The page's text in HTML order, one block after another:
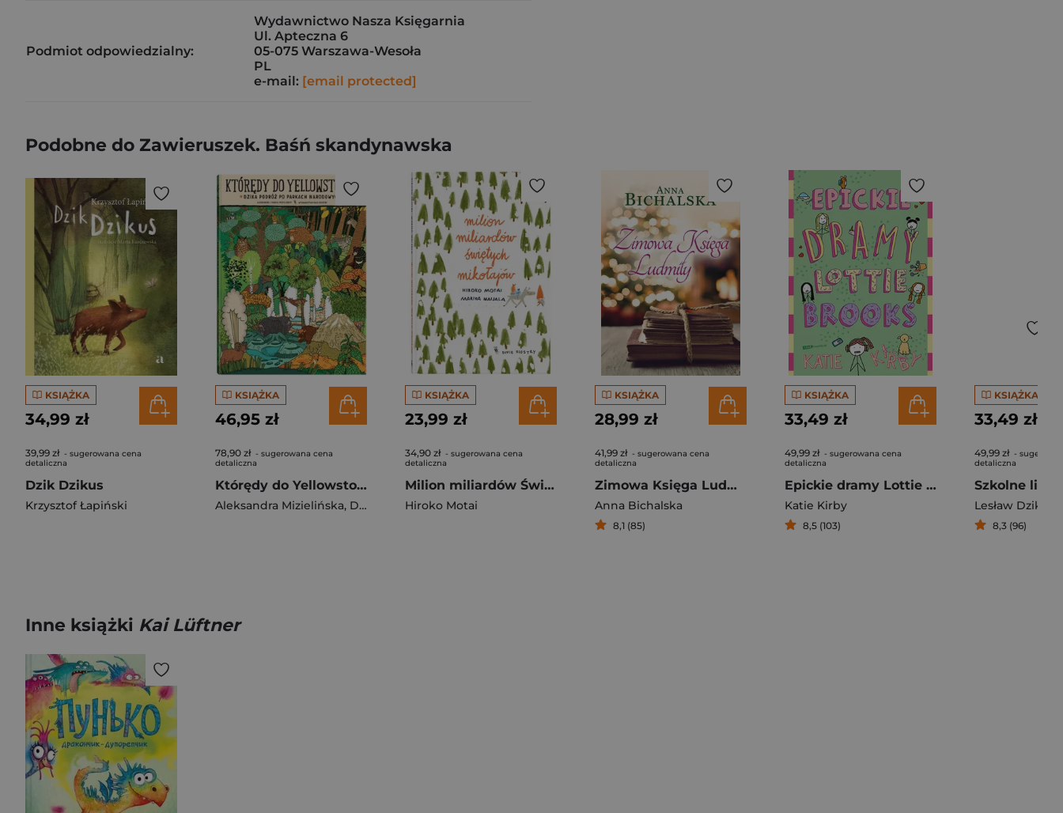
Podmiot odpowiedzialny:
Wydawnictwo Nasza Księgarnia
Ul. Apteczna 6
05-075 Warszawa-Wesoła
PL
e-mail: [email protected]
Podobne do Zawieruszek. Baśń skandynawska
KSIĄŻKA
34,99 zł
39,99 zł - sugerowana cena
detaliczna
Dzik Dzikus
Krzysztof Łapiński
KSIĄŻKA
46,95 zł
78,90 zł - sugerowana cena
detaliczna
Którędy do Yellowstone? Dzika podróż po parkach narodowych
Aleksandra Mizielińska, Daniel Mizieliński
KSIĄŻKA
23,99 zł
34,90 zł - sugerowana cena
detaliczna
Milion miliardów Świętych Mikołajów
Hiroko Motai
KSIĄŻKA
28,99 zł
41,99 zł - sugerowana cena
detaliczna
Zimowa Księga Ludmiły
Anna Bichalska
8,1 (85)
KSIĄŻKA
33,49 zł
49,99 zł - sugerowana cena
detaliczna
Epickie dramy Lottie Brooks
Katie Kirby
8,5 (103)
KSIĄŻKA
33,49 zł
49,99 zł -
detaliczna
Lesław Dzik
8,3 (96)
Inne książki Kai Lüftner